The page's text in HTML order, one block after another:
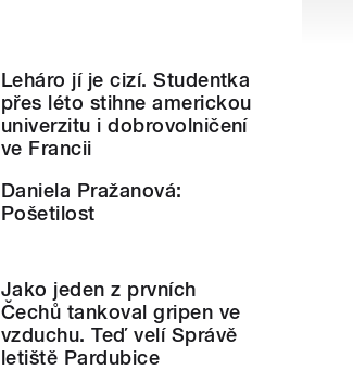
Leháro jí je cizí. Studentka
přes léto stihne americkou
univerzitu i dobrovolničení
ve Francii
Daniela Pražanová:
Pošetilost
Jako jeden z prvních
Čechů tankoval gripen ve
vzduchu. Teď velí Správě
letiště Pardubice